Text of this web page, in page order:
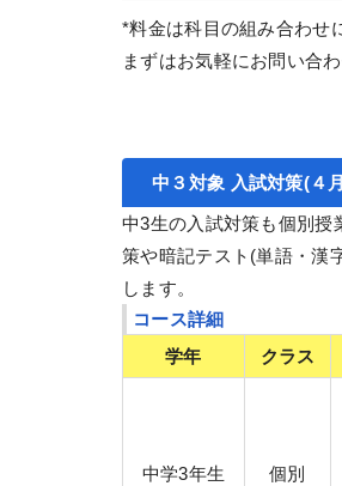
*料金は科目の組み合わせ
まずはお気軽にお問い合
中３対象 入試対
中3生の入試対策も個別授
策や暗記テスト(単語・漢
します。
コース詳細
学年
クラス
中学3年生 個別